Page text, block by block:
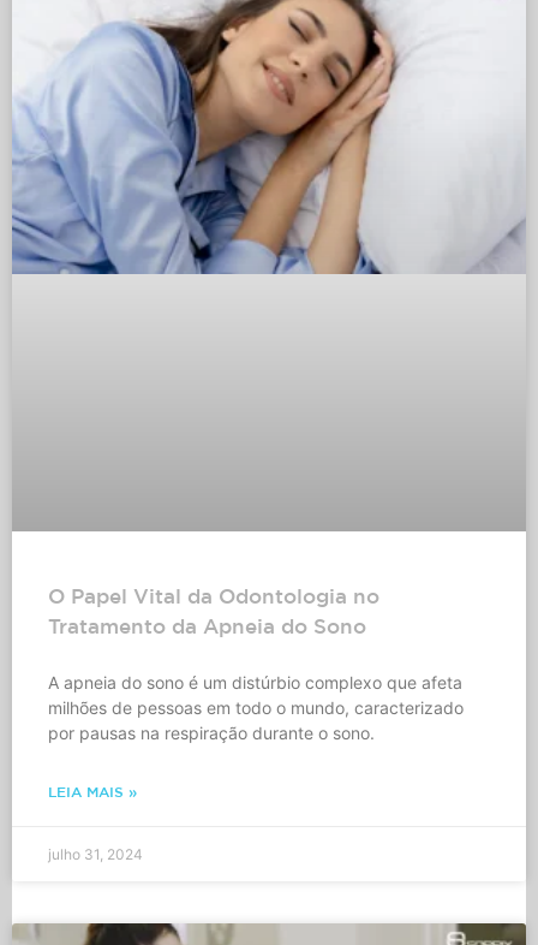
O Papel Vital da Odontologia no
Tratamento da Apneia do Sono
A apneia do sono é um distúrbio complexo que afeta
milhões de pessoas em todo o mundo, caracterizado
por pausas na respiração durante o sono.
LEIA MAIS »
julho 31, 2024